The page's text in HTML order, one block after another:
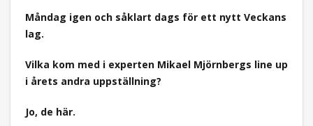
Måndag igen och såklart dags för ett nytt Veckans
lag.
Vilka kom med i experten Mikael Mjörnbergs line up
i årets andra uppställning?
Jo, de här.